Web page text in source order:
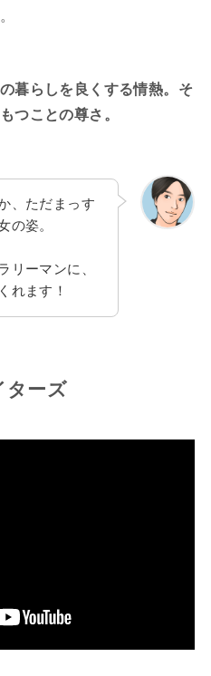
暮らしを良くする情熱。そ
つことの尊さ。
、ただまっす
の姿。
リーマンに、
れます！
ーズ